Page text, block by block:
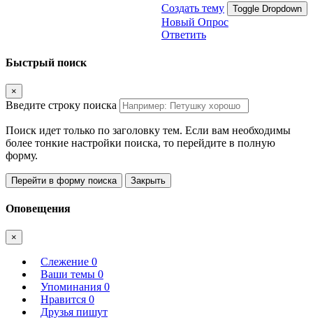
Создать тему Toggle Dropdown
Новый Опрос
Ответить
Быстрый поиск
×
Введите строку поиска
Поиск идет только по заголовку тем. Если вам необходимы
более тонкие настройки поиска, то перейдите в полную
форму.
Перейти в форму поиска Закрыть
Оповещения
×
Слежение 0
Ваши темы 0
Упоминания 0
Нравится 0
Друзья пишут